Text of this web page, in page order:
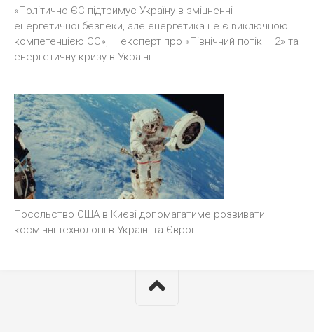
«Політично ЄС підтримує Україну в зміцненні
енергетичної безпеки, але енергетика не є виключною
компетенцією ЄС», – експерт про «Північний потік – 2» та
енергетичну кризу в Україні
Посольство США в Києві допомагатиме розвивати
космічні технології в Україні та Європі